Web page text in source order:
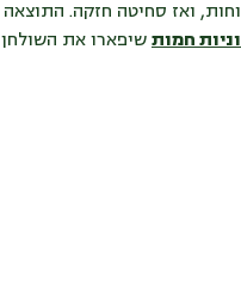
ואז סחיטה חזקה.
חמות שיפארו את